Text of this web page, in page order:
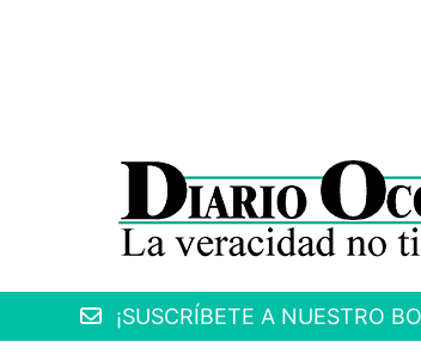
¡SUSCRÍBETE A NUESTRO